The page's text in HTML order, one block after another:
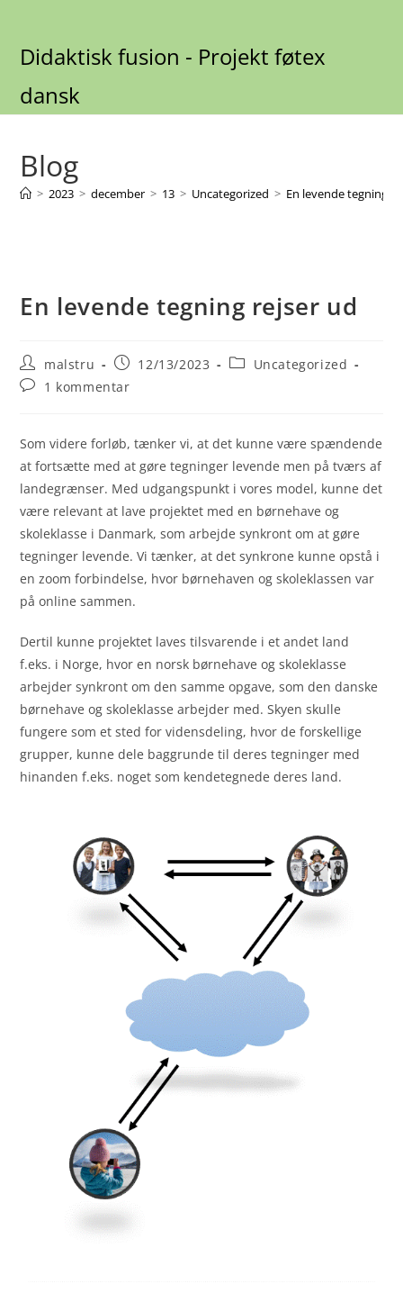
contentDidaktisk fusion - Projekt føtex
dansk
Blog
> 2023 > december > 13 > Uncategorized > En levende tegning
En levende tegning rejser ud
Post
author:
malstru
Post
published:
12/13/2023
PostUncategorized
Post1 kommentar
Som videre forløb, tænker vi, at det kunne være spændende
at fortsætte med at gøre tegninger levende men på tværs af
landegrænser. Med udgangspunkt i vores model, kunne det
være relevant at lave projektet med en børnehave og
skoleklasse i Danmark, som arbejde synkront om at gøre
tegninger levende. Vi tænker, at det synkrone kunne opstå i
en zoom forbindelse, hvor børnehaven og skoleklassen var
på online sammen.
Dertil kunne projektet laves tilsvarende i et andet land
f.eks. i Norge, hvor en norsk børnehave og skoleklasse
arbejder synkront om den samme opgave, som den danske
børnehave og skoleklasse arbejder med. Skyen skulle
fungere som et sted for vidensdeling, hvor de forskellige
grupper, kunne dele baggrunde til deres tegninger med
hinanden f.eks. noget som kendetegnede deres land.